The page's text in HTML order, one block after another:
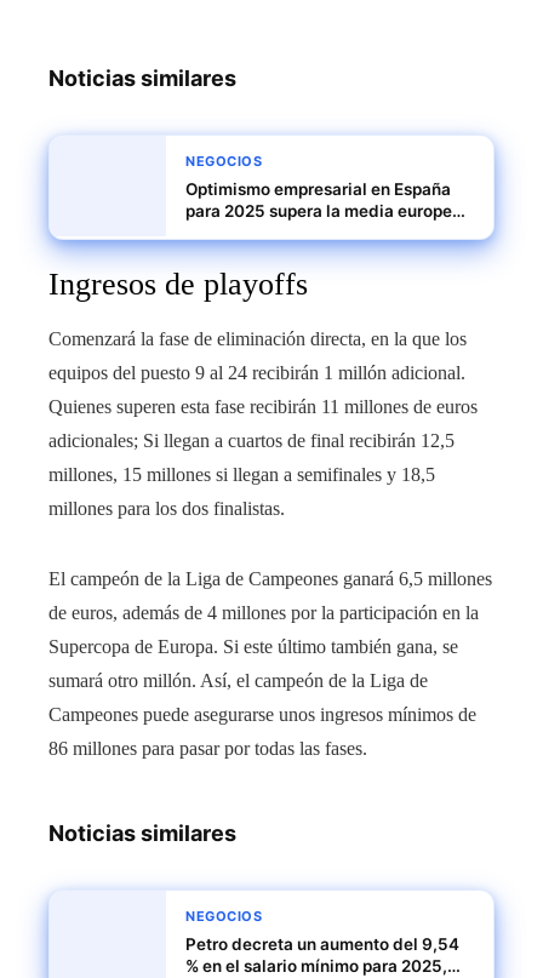
Noticias similares
NEGOCIOS
Optimismo empresarial en España
para 2025 supera la media europea,
laborales
Ingresos de playoffs
Comenzará la fase de eliminación directa, en la que los
equipos del puesto 9 al 24 recibirán 1 millón adicional.
Quienes superen esta fase recibirán 11 millones de euros
adicionales; Si llegan a cuartos de final recibirán 12,5
millones, 15 millones si llegan a semifinales y 18,5
millones para los dos finalistas.
El campeón de la Liga de Campeones ganará 6,5 millones
de euros, además de 4 millones por la participación en la
Supercopa de Europa. Si este último también gana, se
sumará otro millón. Así, el campeón de la Liga de
Campeones puede asegurarse unos ingresos mínimos de
86 millones para pasar por todas las fases.
Noticias similares
NEGOCIOS
Petro decreta un aumento del 9,54
% en el salario mínimo para 2025,